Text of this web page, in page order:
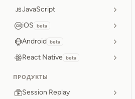
JavaScript
iOS beta
Android beta
React Native beta
ПРОДУКТЫ
Session Replay